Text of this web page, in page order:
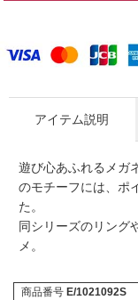
アイテム説明
遊び心あふれるメガ
のモチーフには、ポ
た。
同シリーズのリング
メ。
商品番号 E/1021092S